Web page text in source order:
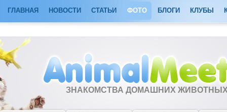
ГЛАВНАЯ НОВОСТИ СТАТЬИ ФОТО БЛОГИ КЛУБЫ
ЗНАКОМСТВА ДОМАШНИХ